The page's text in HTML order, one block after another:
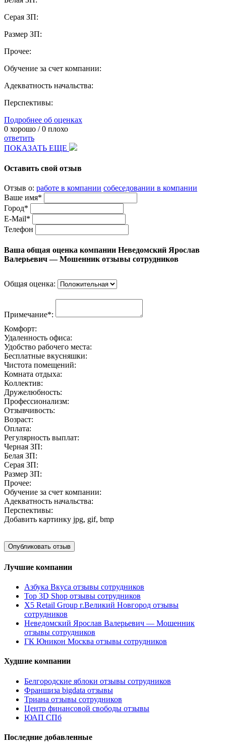
Серая ЗП:
Размер ЗП:
Прочее:
Обучение за счет компании:
Адекватность начальства:
Перспективы:
Подробнее об оценках
0 хорошо /0 плохо
ответить
ПОКАЗАТЬ ЕЩЕ
Оставить свой отзыв
Отзыв о: работе в компании собеседовании в компании
Ваше имя*
Город*
E-Mail*
Телефон
Ваша общая оценка компании Неведомский Ярослав
Валерьевич — Мошенник отзывы сотрудников
Общая оценка:
Примечание*:
Комфорт:
Удаленность офиса:
Удобство рабочего места:
Бесплатные вкусняшки:
Чистота помещений:
Комната отдыха:
Коллектив:
Дружелюбность:
Профессионализм:
Отзывчивость:
Возраст:
Оплата:
Регулярность выплат:
Черная ЗП:
Белая ЗП:
Серая ЗП:
Размер ЗП:
Прочее:
Обучение за счет компании:
Адекватность начальства:
Перспективы:
Добавить картинку jpg, gif, bmp
Лучшие компании
Азбука Вкуса отзывы сотрудников
Top 3D Shop отзывы сотрудников
X5 Retail Group г.Великий Новгород отзывы
сотрудников
Неведомский Ярослав Валерьевич — Мошенник
отзывы сотрудников
ГК Юникон Москва отзывы сотрудников
Худшие компании
Белгородские яблоки отзывы сотрудников
Франшиза bigdata отзывы
Триана отзывы сотрудников
Центр финансовой свободы отзывы
ЮАП СПб
Последние добавленные